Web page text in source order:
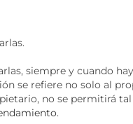
siempre y cuando
se refiere no solo al
no se permitirá
.